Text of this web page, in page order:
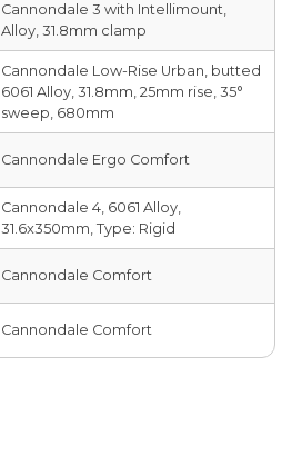
Cannondale 3 with Intellimount,
Alloy, 31.8mm clamp
Cannondale Low-Rise Urban, butted
6061 Alloy, 31.8mm, 25mm rise, 35°
sweep, 680mm
Cannondale Ergo Comfort
Cannondale 4, 6061 Alloy,
31.6x350mm, Type: Rigid
Cannondale Comfort
Cannondale Comfort